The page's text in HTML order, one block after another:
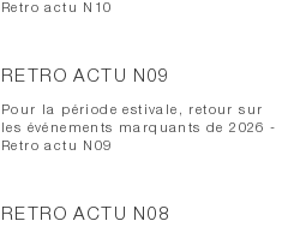
Retro actu N10
RETRO ACTU N09
Pour la période estivale, retour sur
les événements marquants de 2026 -
Retro actu N09
RETRO ACTU N08